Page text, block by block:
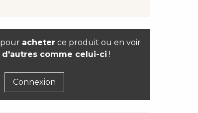
pour acheter ce produit ou en voir
d'autres comme celui-ci !
Connexion